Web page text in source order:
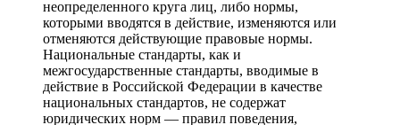
неопределенного круга лиц, либо нормы,
которыми вводятся в действие, изменяются или
отменяются действующие правовые нормы.
Национальные стандарты, как и
межгосударственные стандарты, вводимые в
действие в Российской Федерации в качестве
национальных стандартов, не содержат
юридических норм — правил поведения,